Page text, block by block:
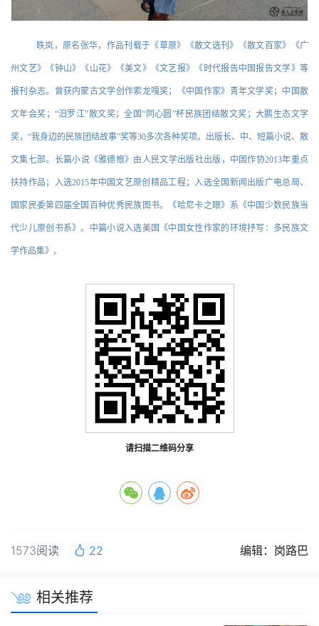
昳岚，原名张华，作品刊载于《草原》《散文选刊》《散文百家》《广
州文艺》《钟山》《山花》《美文》《文艺报》《时代报告中国报告文学》等
报刊杂志。曾获内蒙古文学创作索龙嘎奖；《中国作家》青年文学奖；中国散
文年会奖；“汨罗江”散文奖；全国“同心圆”杯民族团结散文奖；大鹏生态文学
奖，“我身边的民族团结故事”奖等30多次各种奖项。出版长、中、短篇小说、散
文集七部。长篇小说《雅德根》由人民文学出版社出版，中国作协2013年重点
扶持作品；入选2015年中国文艺原创精品工程；入选全国新闻出版广电总局、
国家民委第四届全国百种优秀民族图书。《哈尼卡之眼》系《中国少数民族当
代少儿原创书系》。中篇小说入选美国《中国女性作家的环境抒写：多民族文
学作品集》。
请扫描二维码分享
1573阅读 22 编辑：岗路巴
相关推荐